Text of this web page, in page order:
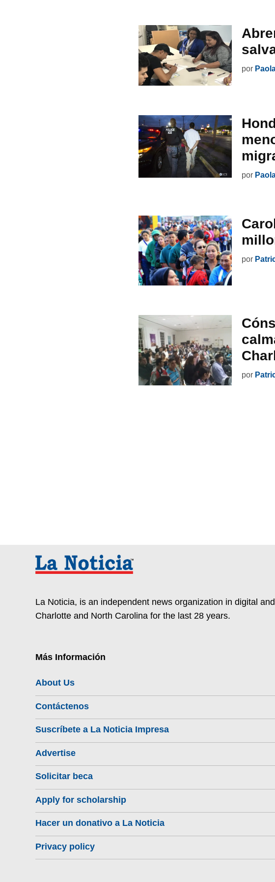
por
por
por
por
La Noticia, is an independent news organization in digital
Charlotte and North Carolina for the last 28 years.
Más Información
About Us
Contáctenos
Suscríbete a La Noticia Impresa
Advertise
Solicitar beca
Apply for scholarship
Hacer un donativo a La Noticia
Privacy policy